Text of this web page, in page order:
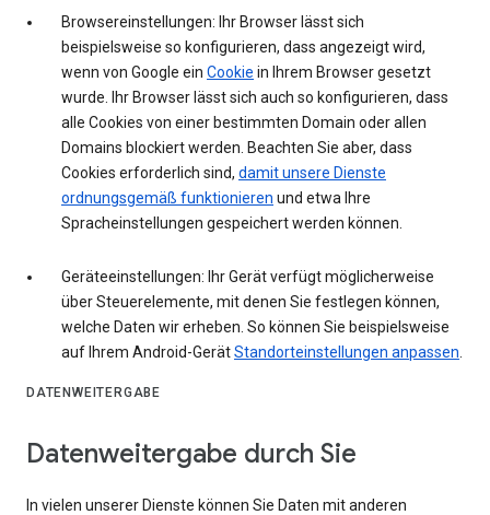
Browsereinstellungen: Ihr Browser lässt sich
beispielsweise so konfigurieren, dass angezeigt wird,
wenn von Google ein Cookie in Ihrem Browser gesetzt
wurde. Ihr Browser lässt sich auch so konfigurieren, dass
alle Cookies von einer bestimmten Domain oder allen
Domains blockiert werden. Beachten Sie aber, dass
Cookies erforderlich sind, damit unsere Dienste
ordnungsgemäß funktionieren und etwa Ihre
Spracheinstellungen gespeichert werden können.
Geräteeinstellungen: Ihr Gerät verfügt möglicherweise
über Steuerelemente, mit denen Sie festlegen können,
welche Daten wir erheben. So können Sie beispielsweise
auf Ihrem Android-GerätStandorteinstellungen anpassen
DATENWEITERGABE
Datenweitergabe durch Sie
In vielen unserer Dienste können Sie Daten mit anderen